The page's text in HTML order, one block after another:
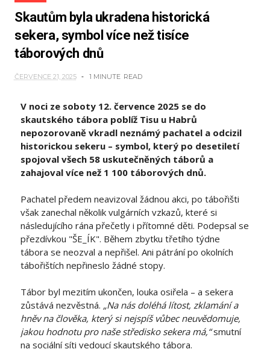
Skautům byla ukradena historická
sekera, symbol více než tisíce
táborových dnů
ČERVENCE 21, 2025 1 MINUTE READ
V noci ze soboty 12. července 2025 se do
skautského tábora poblíž Tisu u Habrů
nepozorovaně vkradl neznámý pachatel a odcizil
historickou sekeru – symbol, který po desetiletí
spojoval všech 58 uskutečněných táborů a
zahajoval více než 1 100 táborových dnů.
Pachatel předem neavizoval žádnou akci, po tábořišti
však zanechal několik vulgárních vzkazů, které si
následujícího rána přečetly i přítomné děti. Podepsal se
přezdívkou "ŠE_ÍK". Během zbytku třetího týdne
tábora se neozval a nepřišel. Ani pátrání po okolních
tábořištích nepřineslo žádné stopy.
Tábor byl mezitím ukončen, louka osiřela – a sekera
zůstává nezvěstná. „Na nás doléhá lítost, zklamání a
hněv na člověka, který si nejspíš vůbec neuvědomuje,
jakou hodnotu pro naše středisko sekera má,“smutní
na sociální síti vedoucí skautského tábora.